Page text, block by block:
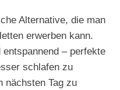
Alternative, die man
erwerben kann.
– perfekte
schlafen zu
nächsten Tag zu